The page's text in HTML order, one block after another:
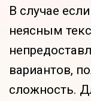
В случае
неясным
вариантов,
сложность.